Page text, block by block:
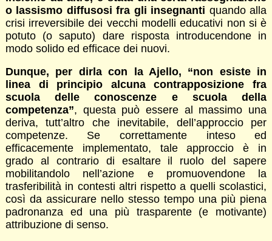
o lassismo diffusosi fra gli insegnanti quando alla
crisi irreversibile dei vecchi modelli educativi non si è
potuto (o saputo) dare risposta introducendone in
modo solido ed efficace dei nuovi.
Dunque, per dirla con la Ajello, “non esiste in
linea di principio alcuna contrapposizione fra
scuola delle conoscenze e scuola della
competenza”, questa può essere al massimo una
deriva, tutt’altro che inevitabile, dell’approccio per
competenze. Se correttamente inteso ed
efficacemente implementato, tale approccio è in
grado al contrario di esaltare il ruolo del sapere
mobilitandolo nell’azione e promuovendone la
trasferibilità in contesti altri rispetto a quelli scolastici,
così da assicurare nello stesso tempo una più piena
padronanza ed una più trasparente (e motivante)
attribuzione di senso.